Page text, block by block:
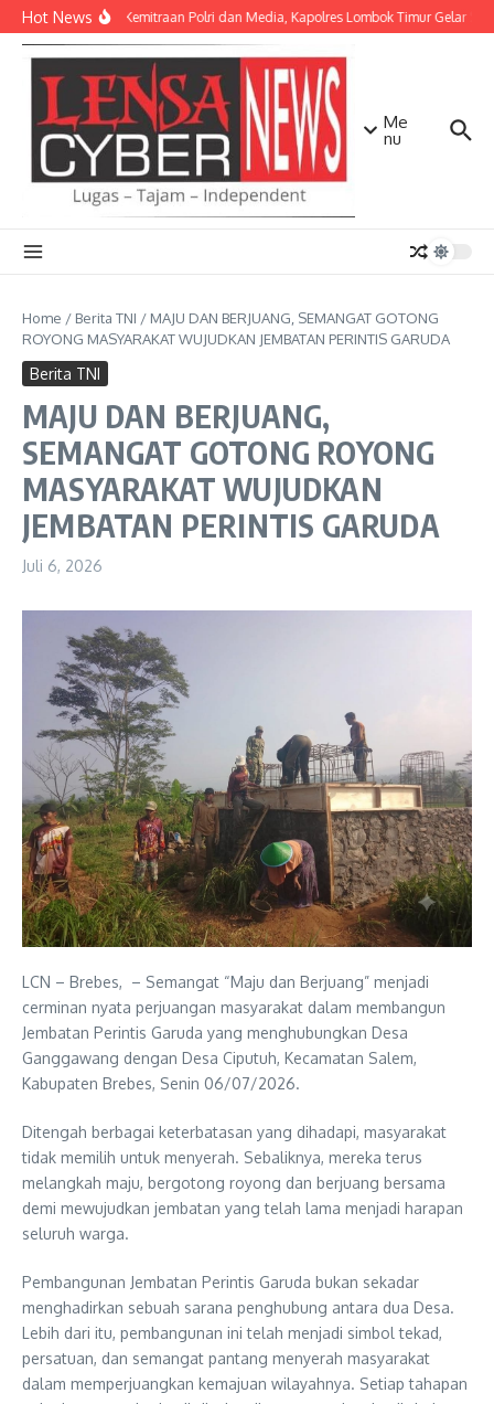
Lewati ke konten
Hot NewsPerkuat Kemitraan Polri dan Media, Kapolres Lombok Timur Gelar
Me
nu
Home / Berita TNI / MAJU DAN BERJUANG, SEMANGAT GOTONG
ROYONG MASYARAKAT WUJUDKAN JEMBATAN PERINTIS GARUDA
Berita TNI
MAJU DAN BERJUANG,
SEMANGAT GOTONG ROYONG
MASYARAKAT WUJUDKAN
JEMBATAN PERINTIS GARUDA
Juli 6, 2026
LCN – Brebes, – Semangat “Maju dan Berjuang” menjadi
cerminan nyata perjuangan masyarakat dalam membangun
Jembatan Perintis Garuda yang menghubungkan Desa
Ganggawang dengan Desa Ciputuh, Kecamatan Salem,
Kabupaten Brebes, Senin 06/07/2026.
Ditengah berbagai keterbatasan yang dihadapi, masyarakat
tidak memilih untuk menyerah. Sebaliknya, mereka terus
melangkah maju, bergotong royong dan berjuang bersama
demi mewujudkan jembatan yang telah lama menjadi harapan
seluruh warga.
Pembangunan Jembatan Perintis Garuda bukan sekadar
menghadirkan sebuah sarana penghubung antara dua Desa.
Lebih dari itu, pembangunan ini telah menjadi simbol tekad,
persatuan, dan semangat pantang menyerah masyarakat
dalam memperjuangkan kemajuan wilayahnya. Setiap tahapan